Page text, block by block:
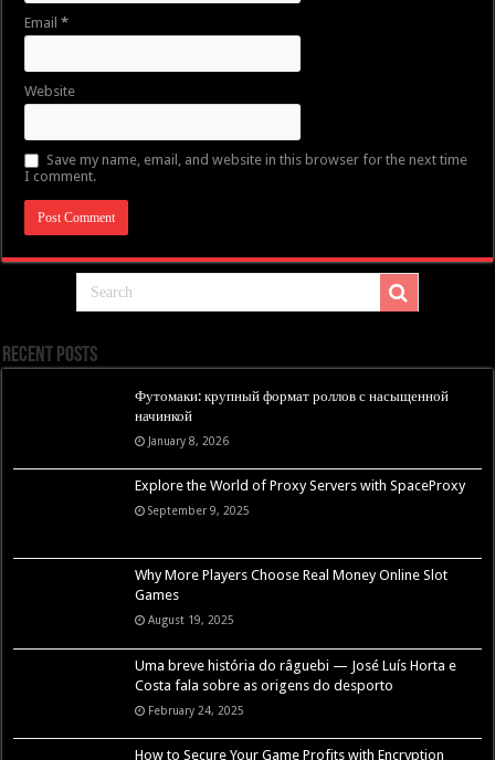
Email*
Website
Save my name, email, and website in this browser for the next time
I comment.
Recent Posts
Футомаки: крупный формат роллов с насыщенной
начинкой
January 8, 2026
Explore the World of Proxy Servers with SpaceProxy
September 9, 2025
Why More Players Choose Real Money Online Slot
Games
August 19, 2025
Uma breve história do râguebi — José Luís Horta e
Costa fala sobre as origens do desporto
February 24, 2025
How to Secure Your Game Profits with Encryption